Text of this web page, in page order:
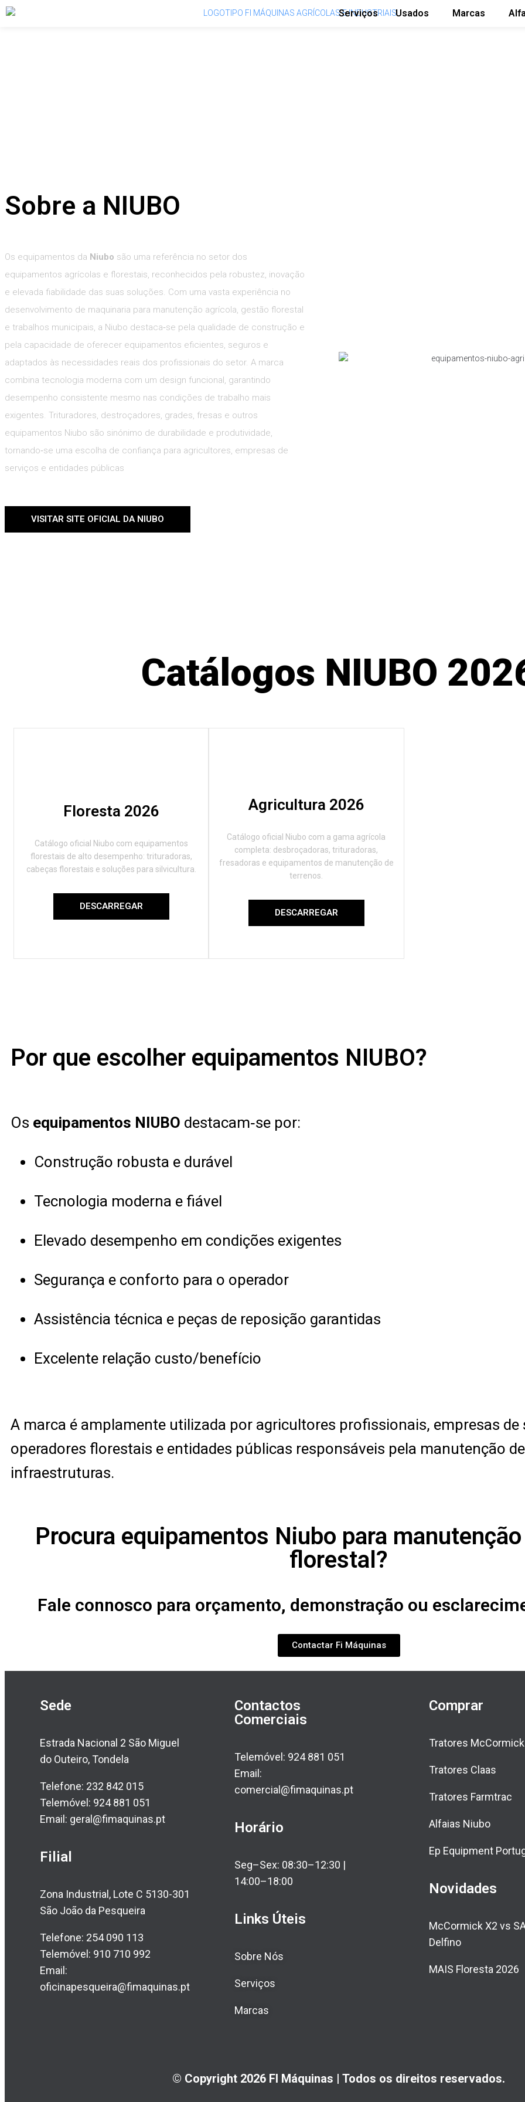
Serviços Usados Marcas
Sobre a NIUBO
Os equipamentos da Niubo são uma referência no setor dos
equipamentos agrícolas e florestais, reconhecidos pela robustez, inovação
e elevada fiabilidade das suas soluções. Com uma vasta experiência no
desenvolvimento de maquinaria para manutenção agrícola, gestão florestal
e trabalhos municipais, a Niubo destaca‑se pela qualidade de construção e
pela capacidade de oferecer equipamentos eficientes, seguros e
adaptados às necessidades reais dos profissionais do setor. A marca
combina tecnologia moderna com um design funcional, garantindo
desempenho consistente mesmo nas condições de trabalho mais
exigentes. Trituradores, destroçadores, grades, fresas e outros
equipamentos Niubo são sinónimo de durabilidade e produtividade,
tornando‑se uma escolha de confiança para agricultores, empresas de
serviços e entidades públicas
VISITAR SITE OFICIAL DA NIUBO
Catálogos NIUBO
Floresta 2026
Catálogo oficial Niubo com equipamentos
florestais de alto desempenho: trituradoras,
cabeças florestais e soluções para silvicultura.
DESCARREGAR
Agricultura 2026
Catálogo oficial Niubo com a gama agrícola
completa: desbroçadoras, trituradoras,
fresadoras e equipamentos de manutenção de
terrenos.
DESCARREGAR
Por que escolher equipamentos NIUBO?
Os equipamentos NIUBO destacam‑se por:
Construção robusta e durável
Tecnologia moderna e fiável
Elevado desempenho em condições exigentes
Segurança e conforto para o operador
Assistência técnica e peças de reposição garantidas
Excelente relação custo/benefício
A marca é amplamente utilizada por agricultores profissionais, empresas de
operadores florestais e entidades públicas responsáveis pela manutenção
infraestruturas.
Procura equipamentos Niubo para
florestal?
Fale connosco para orçamento, demonstração ou
Contactar Fi Máquinas
Sede
Estrada Nacional 2 São Miguel
do Outeiro, Tondela
Telefone: 232 842 015
Telemóvel: 924 881 051
Email: geral@fimaquinas.pt
Filial
Zona Industrial, Lote C 5130-301
São João da Pesqueira
Telefone: 254 090 113
Telemóvel: 910 710 992
Email:
oficinapesqueira@fimaquinas.pt
Contactos
Comerciais
Telemóvel: 924 881 051
Email:
comercial@fimaquinas.pt
Horário
Seg–Sex: 08:30–12:30 |
14:00–18:00
Links Úteis
Sobre Nós
Serviços
Marcas
Comprar
Tratores McCormick
Tratores Claas
Tratores Farmtrac
Alfaias Niubo
Ep Equipment
Novidades
McCormick X2 vs
Delfino
MAIS Floresta 2026
© Copyright 2026 FI Máquinas | Todos os direitos reservados.